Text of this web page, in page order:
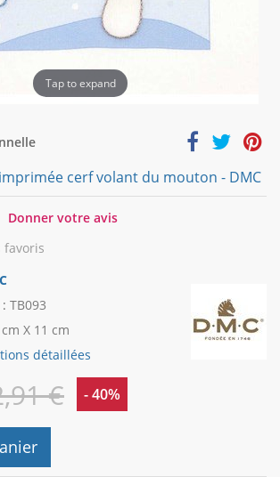
Tap to expand
cerf volant du mouton - DMC
0
Donner votre avis
favoris
TB093
X 11 cm
détaillées
€ - 40%